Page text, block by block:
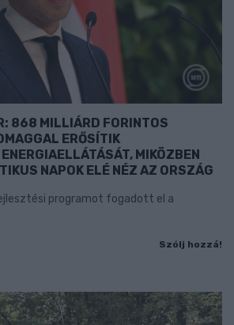
868 MILLIÁRD FORINTOS
ERŐSÍTIK
MIKÖZBEN
NAPOK ELÉ NÉZ AZ ORSZÁG
programot fogadott el a
Szólj hozzá!